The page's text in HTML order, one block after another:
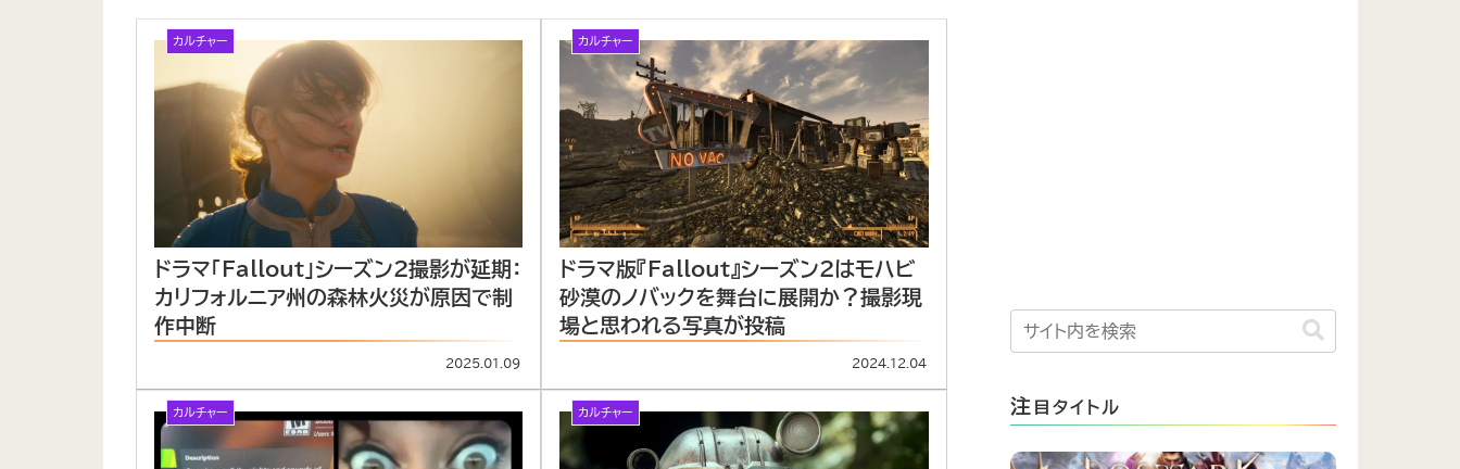
カルチャー
ドラマ「Fallout」シーズン2撮影が延期：
カリフォルニア州の森林火災が原因で制
作中断
2025.01.09
カルチャー
ドラマ版『Fallout』シーズン2はモハビ
砂漠のノバックを舞台に展開か？撮影現
場と思われる写真が投稿
2024.12.04
カルチャー カルチャー 注 目タイトル